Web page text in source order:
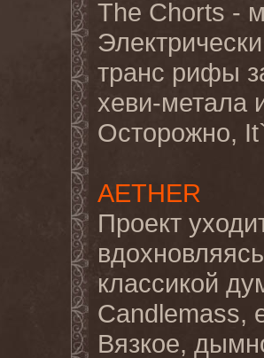
The Chorts -
транс рифы
хеви-метала
Осторожно,
AETHER
Проект
классикой
Candlemass,
Вязкое,